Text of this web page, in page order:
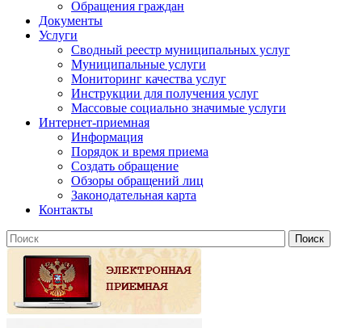
Обращения граждан
Документы
Услуги
Сводный реестр муниципальных услуг
Муниципальные услуги
Мониторинг качества услуг
Инструкции для получения услуг
Массовые социально значимые услуги
Интернет-приемная
Информация
Порядок и время приема
Создать обращение
Обзоры обращений лиц
Законодательная карта
Контакты